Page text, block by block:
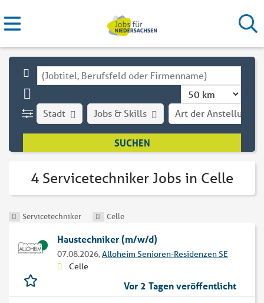
Stadt Art der Anstellung
Jobs & Skills
4 Servicetechniker Jobs in Celle
Servicetechniker Celle
Haustechniker (m/w/d)
07.08.2026,Alloheim Senioren-Residenzen SE
Celle
Vor 2 Tagen veröffentlicht